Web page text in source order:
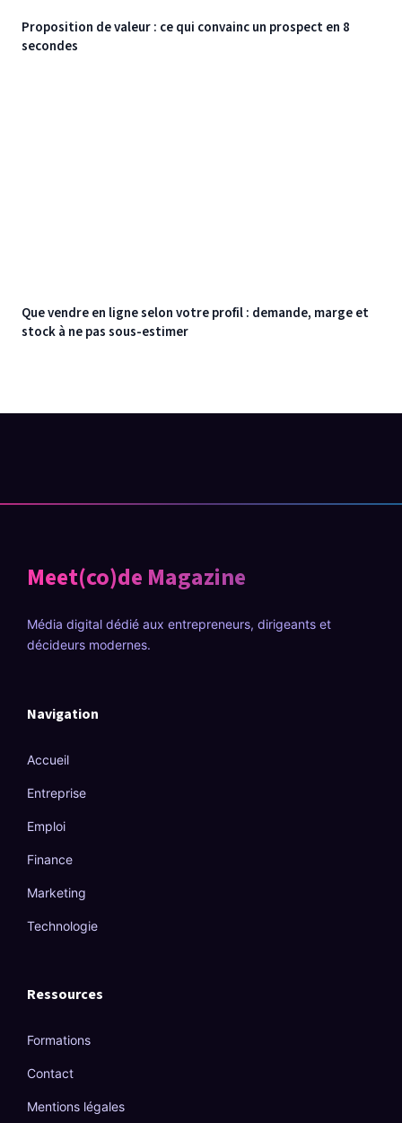
Proposition de valeur : ce qui convainc un prospect en 8
secondes
Que vendre en ligne selon votre profil : demande, marge et
stock à ne pas sous-estimer
Meet(co)de Magazine
Média digital dédié aux entrepreneurs, dirigeants et
décideurs modernes.
Navigation
Accueil
Entreprise
Emploi
Finance
Marketing
Technologie
Ressources
Formations
Contact
Mentions légales